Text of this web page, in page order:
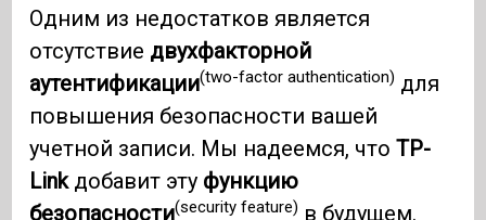
Одним из недостатков является
отсутствие двухфакторной
аутентификации(two-factor authentication) для
повышения безопасности вашей
учетной записи. Мы надеемся, чтоTP-
Linkдобавит эту функцию
безопасности(security feature) в будущем.